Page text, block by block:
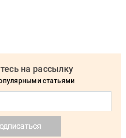
на рассылку
статьями